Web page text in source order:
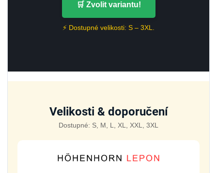
🛒 Zvolit variantu!
⚡ Dostupné velikosti: S – 3XL.
Velikosti & doporučení
Dostupné: S, M, L, XL, XXL, 3XL